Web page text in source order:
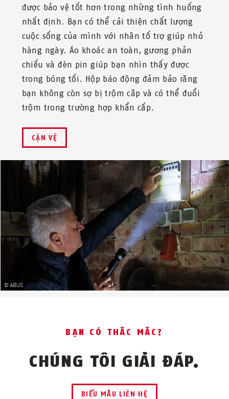
được bảo vệ tốt hơn trong những tình huống
nhất định. Bạn có thể cải thiện chất lượng
cuộc sống của mình với nhân tố trợ giúp nhỏ
hàng ngày. Áo khoác an toàn, gương phản
chiếu và đèn pin giúp bạn nhìn thấy được
trong bóng tối. Hộp báo động đảm bảo rằng
bạn không còn sợ bị trộm cắp và có thể đuổi
trộm trong trường hợp khẩn cấp.
CẬN VỆ
BẠN CÓ THẮC MẮC?
CHÚNG TÔI GIẢI ĐÁP.
BIỂU MẪU LIÊN HỆ